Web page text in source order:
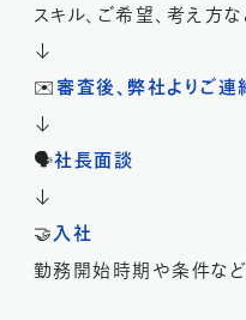
スキル、ご希望、考え方
↓
✉️審査後、弊社よりご連
↓
🗣️社長面談
↓
🤝入社
勤務開始時期や条件な